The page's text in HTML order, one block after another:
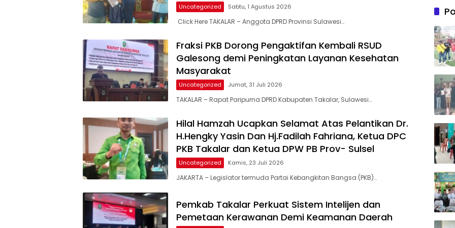
Uncategorized Sabtu, 1 Agustus 2026
Click Here TAKALAR – Anggota DPRD Provinsi Sulawesi…
Fraksi PKB Dorong Pengaktifan Kembali RSUD
Galesong demi Peningkatan Layanan Kesehatan
Masyarakat
Uncategorized Jumat, 31 Juli 2026
TAKALAR – Rapat Paripurna DPRD Kabupaten Takalar, Sulawesi…
Hilal Hamzah Ucapkan Selamat Atas Pelantikan Dr.
H.Hengky Yasin Dan Hj.Fadilah Fahriana, Ketua DPC
PKB Takalar dan Ketua DPW PB Prov- Sulsel
Uncategorized Kamis, 23 Juli 2026
JAKARTA – Legislator termuda Partai Kebangkitan Bangsa (PKB)…
Pemkab Takalar Perkuat Sistem Intelijen dan
Pemetaan Kerawanan Demi Keamanan Daerah
or